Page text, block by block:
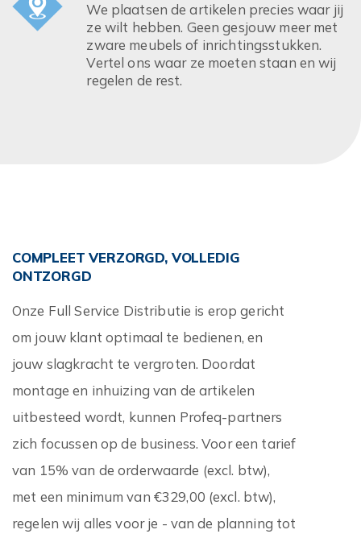
We plaatsen de artikelen precies waar jij
ze wilt hebben. Geen gesjouw meer met
zware meubels of inrichtingsstukken.
Vertel ons waar ze moeten staan en wij
regelen de rest.
COMPLEET VERZORGD, VOLLEDIG
ONTZORGD
Onze Full Service Distributie is erop gericht
om jouw klant optimaal te bedienen, en
jouw slagkracht te vergroten. Doordat
montage en inhuizing van de artikelen
uitbesteed wordt, kunnen Profeq-partners
zich focussen op de business. Voor een tarief
van 15% van de orderwaarde (excl. btw),
met een minimum van €329,00 (excl. btw),
regelen wij alles voor je - van de planning tot